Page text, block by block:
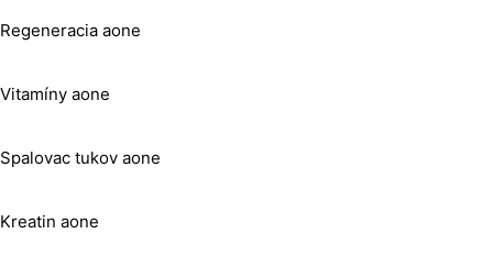
Regeneracia aone
Vitamíny aone
Spalovac tukov aone
Kreatin aone